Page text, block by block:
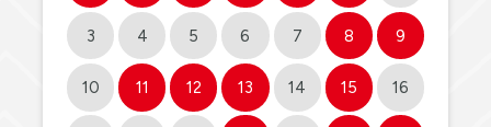
3 4 5 6 7 8 9
10 11 12 13 14 15 16